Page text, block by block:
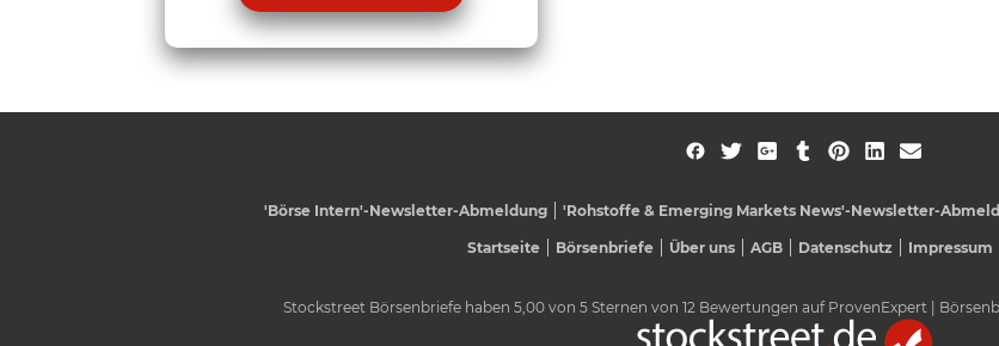
'Börse Intern'-Newsletter-Abmeldung 'Rohstoffe & Emerging Markets News'-Newsletter-
Startseite Börsenbriefe Über uns AGB Datenschutz Impressum
Stockstreet Börsenbriefe haben 5,00 von 5 Sternen von 12 Bewertungen auf ProvenExpert |